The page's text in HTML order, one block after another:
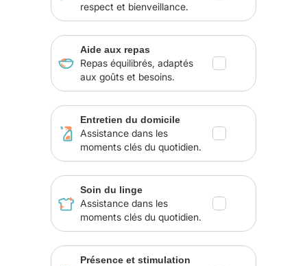
respect et bienveillance.
Aide aux repas
Repas équilibrés, adaptés
aux goûts et besoins.
Entretien du domicile
Assistance dans les
moments clés du quotidien.
Soin du linge
Assistance dans les
moments clés du quotidien.
Présence et stimulation